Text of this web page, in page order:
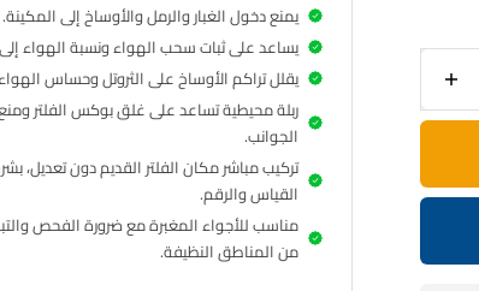
يمنع دخول الغبار والرمل والأوساخ إلى المكينة.
يساعد على ثبات سحب الهواء ونسبة الهواء
يقلل تراكم الأوساخ على الثروتل وحساس
ربلة محيطية تساعد على غلق بوكس الفلتر
الجوانب.
تركيب مباشر مكان الفلتر القديم دون تعديل،
القياس والرقم.
مناسب للأجواء المغبرة مع ضرورة الفحص
من المناطق النظيفة.